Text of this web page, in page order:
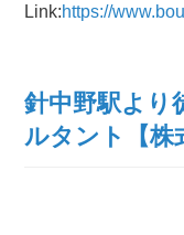
Link:https://
針中野駅より
ルタント【株